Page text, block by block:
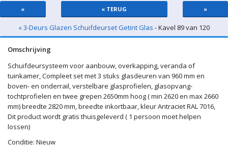
« « TERUG »
« 3-Deurs Glazen Schuifdeurset Getint Glas - Kavel 89 van 120
Omschrijving
Schuifdeursysteem voor aanbouw, overkapping, veranda of
tuinkamer, Compleet set met 3 stuks glasdeuren van 960 mm en
boven- en onderrail, verstelbare glasprofielen, glasopvang-
tochtprofielen en twee grepen 2650mm hoog ( min 2620 en max 2660
mm) breedte 2820 mm, breedte inkortbaar, kleur Antraciet RAL 7016,
Dit product wordt gratis thuisgeleverd ( 1 persoon moet helpen
lossen)
Conditie: Nieuw